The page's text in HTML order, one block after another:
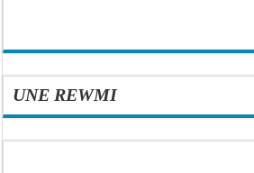
UNE REWMI